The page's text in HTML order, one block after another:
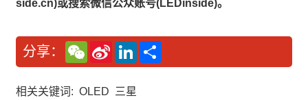
side.cn)或搜索微信公众账号(LEDinside)。
分享：
W
e
C
a
S
n
W
L
n
相关关键词: OLED 三星